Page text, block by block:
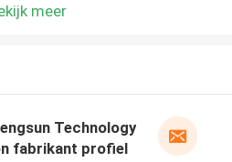
meer
Technology
fabrikant profiel